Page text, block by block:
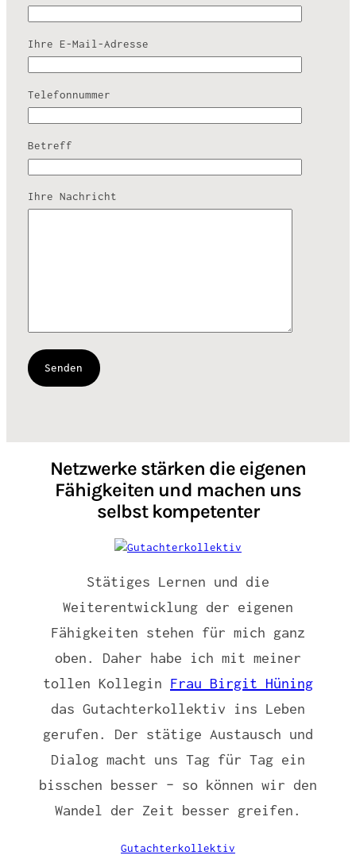
Ihre E-Mail-Adresse
Telefonnummer
Betreff
Ihre Nachricht
Netzwerke stärken die eigenen
Fähigkeiten und machen uns
selbst kompetenter
Stätiges Lernen und die
Weiterentwicklung der eigenen
Fähigkeiten stehen für mich ganz
oben. Daher habe ich mit meiner
tollen Kollegin Frau Birgit Hüning
das Gutachterkollektiv ins Leben
gerufen. Der stätige Austausch und
Dialog macht uns Tag für Tag ein
bisschen besser – so können wir den
Wandel der Zeit besser greifen.
Gutachterkollektiv